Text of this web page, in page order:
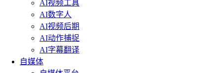
AI视频工具
AI数字人
AI视频后期
AI动作捕捉
AI字幕翻译
自媒体